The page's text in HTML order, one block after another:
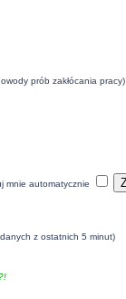
prób zakłócania pracy)
mnie automatycznie
z ostatnich 5 minut)